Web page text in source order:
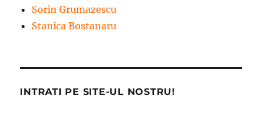
Sorin Grumazescu
Stanica Bostanaru
INTRATI PE SITE-UL NOSTRU!